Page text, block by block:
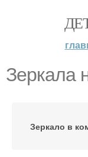
Зеркала
Зеркало в